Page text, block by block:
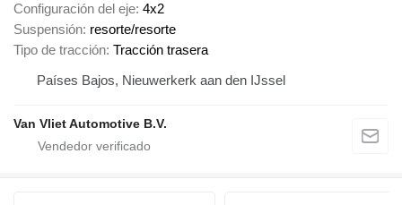
Configuración del eje 4x2
Suspensión resorte/resorte
Tipo de tracción Tracción trasera
Países Bajos, Nieuwerkerk aan den IJssel
Van Vliet Automotive B.V.